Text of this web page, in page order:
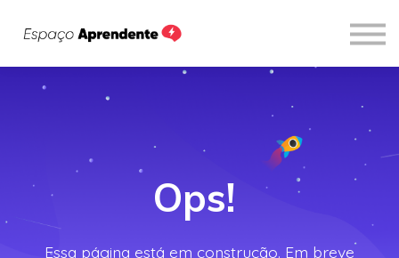
Sobre
Entrar
Ops!
Essa página está em construção. Em breve